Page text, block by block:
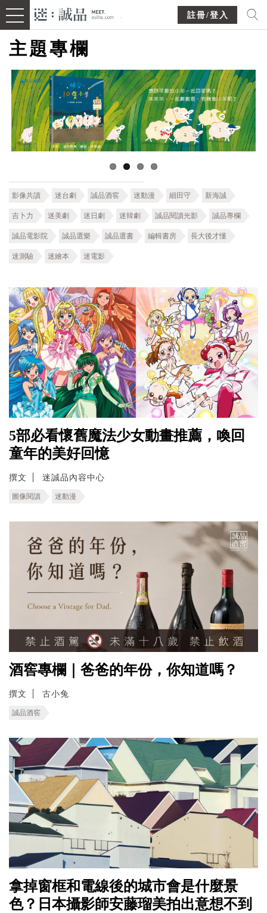
註冊/登入
主題專欄
影像共讀 迷台劇 誠品酒窖 迷動漫 細田守 新海誠
吉卜力 迷美劇 迷日劇 迷韓劇 誠品閱讀光影 誠品專欄
誠品電影院 誠品選樂 誠品選書 編輯書房 長大後才懂
迷測驗 迷繪本 迷電影
5部必看懷舊魔法少女動畫推薦，喚回
童年的美好回憶
撰文 迷誠品內容中心
圖像閱讀 迷動漫
酒窖專欄｜爸爸的年份，你知道嗎？
撰文 古小兔
誠品酒窖
拿掉窗框和電線後的城市會是什麼景
色？日本攝影師安藤瑠美拍出意想不到